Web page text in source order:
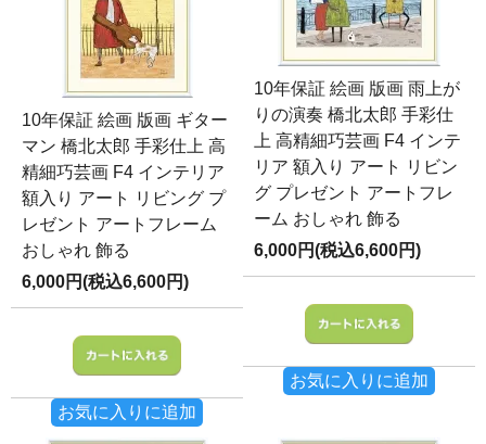
10年保証 絵画 版画 ギター
マン 橋北太郎 手彩仕上 高
精細巧芸画 F4 インテリア
額入り アート リビング プ
レゼント アートフレーム
おしゃれ 飾る
6,000円(税込6,600円)
お気に入りに追加
10年保証 絵画 版画 雨上が
りの演奏 橋北太郎 手彩仕
上 高精細巧芸画 F4 インテ
リア 額入り アート リビン
グ プレゼント アートフレ
ーム おしゃれ 飾る
6,000円(税込6,600円)
お気に入りに追加